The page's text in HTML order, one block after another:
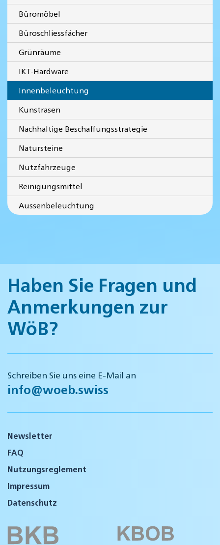
Büromöbel
Büroschliessfächer
Grünräume
IKT-Hardware
Innenbeleuchtung
Kunstrasen
Nachhaltige Beschaffungsstrategie
Natursteine
Nutzfahrzeuge
Reinigungsmittel
Aussenbeleuchtung
Haben Sie Fragen und
Anmerkungen zur
WöB?
Schreiben Sie uns eine E-Mail an
info@woeb.swiss
Newsletter
FAQ
Nutzungsreglement
Impressum
Datenschutz